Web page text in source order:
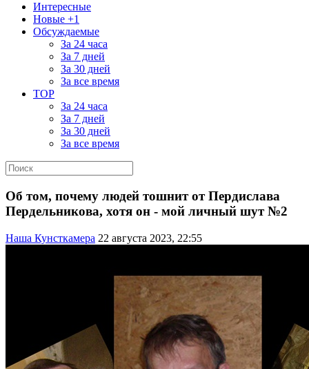
Интересные
Новые +1
Обсуждаемые
За 24 часа
За 7 дней
За 30 дней
За все время
TOP
За 24 часа
За 7 дней
За 30 дней
За все время
Об том, почему людей тошнит от Пердислава
Пердельникова, хотя он - мой личный шут №2
Наша Кунсткамера 22 августа 2023, 22:55